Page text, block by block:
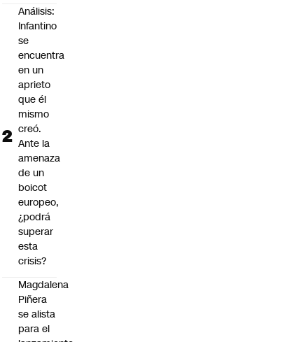
Análisis:
Infantino
se
encuentra
en un
aprieto
que él
mismo
creó.
Ante la
amenaza
de un
boicot
europeo,
¿podrá
superar
esta
crisis?
Magdalena
Piñera
se alista
para el